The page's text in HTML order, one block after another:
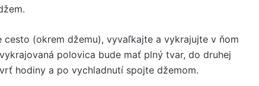
cesto (okrem džemu), vyvaľkajte a vykrajujte v ňom
polovica bude mať plný tvar, do druhej
hodiny a po vychladnutí spojte džemom.